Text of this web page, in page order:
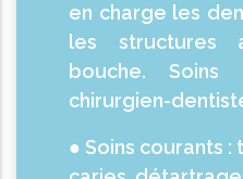
en charge les
les structures
bouche.
chirurgien-
● Soins courants